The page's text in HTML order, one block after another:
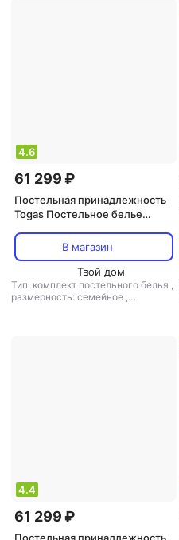
4.6
61 299 ₽
Постельная принадлежность
Togas Постельное белье
В магазин
Твой дом
Тип: комплект постельного белья ,
размерность: семейное ,
4.4
61 299 ₽